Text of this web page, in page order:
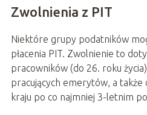
Zwolnienia z PIT
Niektóre grupy podatników
płacenia PIT. Zwolnienie to
pracowników (do 26. roku
pracujących emerytów, a także
kraju po co najmniej 3-letnim